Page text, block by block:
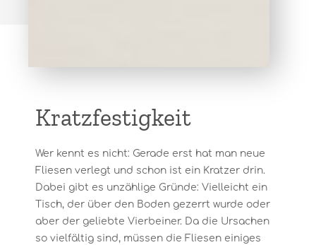
Kratzfestigkeit
Wer kennt es nicht: Gerade erst hat man neue
Fliesen verlegt und schon ist ein Kratzer drin.
Dabei gibt es unzählige Gründe: Vielleicht ein
Tisch, der über den Boden gezerrt wurde oder
aber der geliebte Vierbeiner. Da die Ursachen
so vielfältig sind, müssen die Fliesen einiges